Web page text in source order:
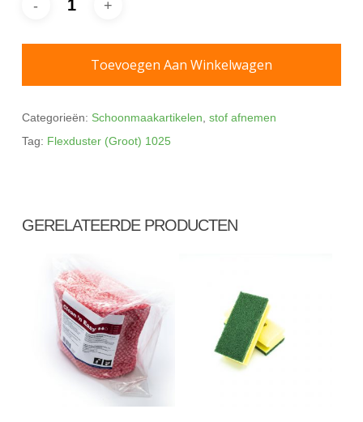
Toevoegen Aan Winkelwagen
Categorieën: Schoonmaakartikelen, stof afnemen
Tag: Flexduster (Groot) 1025
GERELATEERDE PRODUCTEN